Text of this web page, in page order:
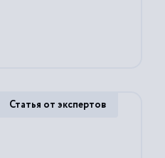
Статья от экспертов